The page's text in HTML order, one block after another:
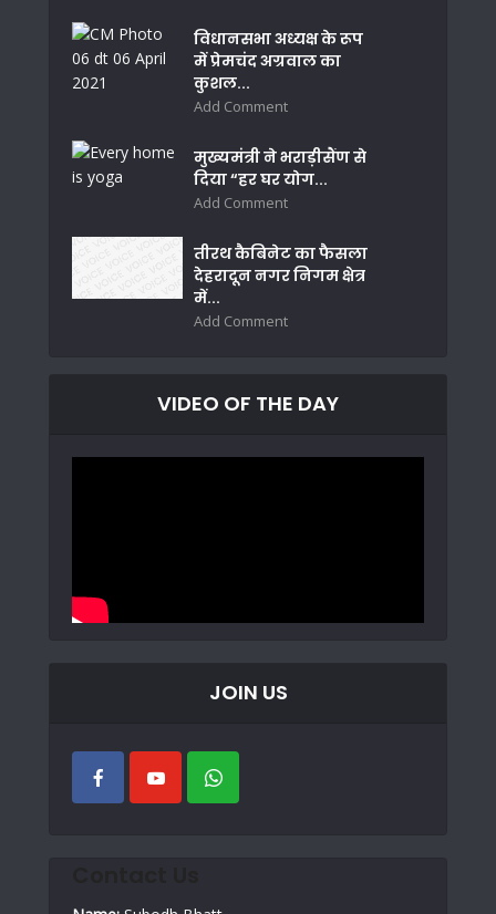
विधानसभा अध्यक्ष के रूप
में प्रेमचंद अग्रवाल का
कुशल...
Add Comment
मुख्यमंत्री ने भराड़ीसैंण से
दिया “हर घर योग...
Add Comment
तीरथ कैबिनेट का फैसला
देहरादून नगर निगम क्षेत्र
में...
Add Comment
VIDEO OF THE DAY
JOIN US